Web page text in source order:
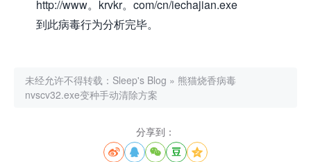
http://www。krvkr。com/cn/iechajian.exe
到此病毒行为分析完毕。
未经允许不得转载： Sleep's Blog » 熊猫烧香病毒
nvscv32.exe变种手动清除方案
分享到：
    